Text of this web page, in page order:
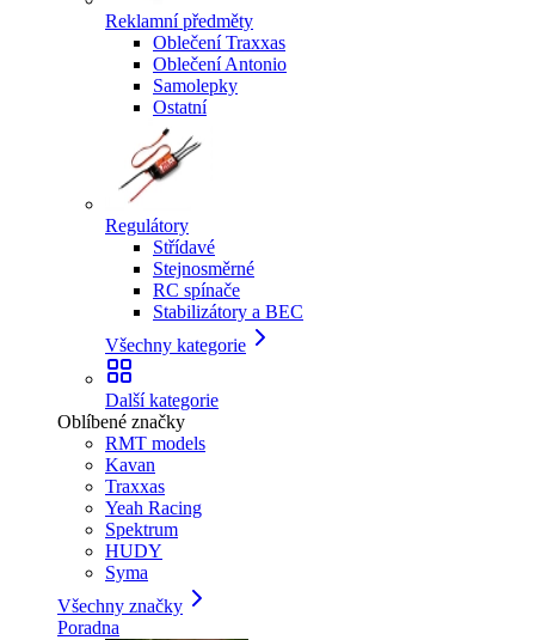
Reklamní předměty
Oblečení Traxxas
Oblečení Antonio
Samolepky
Ostatní
Regulátory
Střídavé
Stejnosměrné
RC spínače
Stabilizátory a BEC
Všechny kategorie
Další kategorie
Oblíbené značky
RMT models
Kavan
Traxxas
Yeah Racing
Spektrum
HUDY
Syma
Všechny značky
Poradna